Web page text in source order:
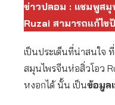
ข่าวปลอม : แชมพูสมุ
Ruzai สามารถแก้ไ
เป็นประเด็นที่น่าสนใจ
สมุนไพรจีนห่อสิ่วโอว
หงอกได้ นั้น เป็นข้อมูล